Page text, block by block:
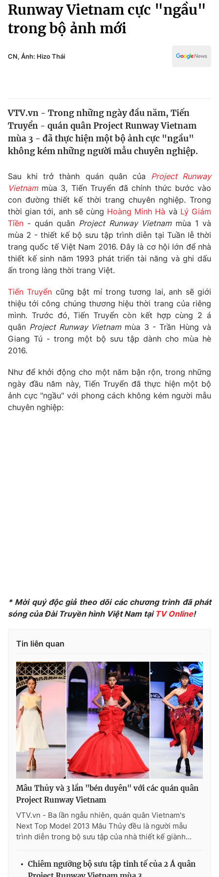
Chính trị
Xã hội
Pháp luật
Thế giới
Tin tức
Thế giới đó đây
Câu chuyện quốc tế
Kinh tế
Thị trường
Góc doanh nghiệp
Dữ liệu và đời sống
Truyền hình
Phim VTV
Hậu trường
Nhân vật
Giải sao mai
Giải trí
Điện ảnh
Âm nhạc
Sao
Đời sống
Làm đẹp
Chất lượng cuộc sống
Giáo dục
Tuyển sinh
Học trực tuyến
Công nghệ
Hitech Công nghệ tương lai
Sản phẩm
Thị trường
Tư vấn
Giao lưu trực tuyến
Lịch phát sóng
Chuyên mục khác
VTV4 Vươn mình bằng AI
THỜI BÁO VTV
Theo dõi báo trên
Cơ quan chủ quản:Đài Truyền hình Việt Nam
Cơ quan báo chí:
Thời báo VTV
cấp ngày 29/12/2023
Tổng Biên tập:Vũ Thanh Thủy
Tổng đài VTV:024.38 355 931 - 024.38 355 932
Truyền hình
Văn hóa - Giải trí
Y tế
Runway Vietnam cực "ngầu"
trong bộ ảnh mới
CN, Ảnh: Hizo Thái
VTV.vn - Trong những ngày đầu năm, Tiến
Truyển - quán quân Project Runway Vietnam
mùa 3 - đã thực hiện một bộ ảnh cực "ngầu"
không kém những người mẫu chuyên nghiệp.
Sau khi trở thành quán quân của Project Runway
Vietnammùa 3, Tiến Truyển đã chính thức bước vào
con đường thiết kế thời trang chuyên nghiệp. Trong
thời gian tới, anh sẽ cùng Hoàng Minh Hà và Lý Giám
Tiền - quán quân Project Runway Vietnammùa 1 và
mùa 2 - thiết kế bộ sưu tập trình diễn tại Tuần lễ thời
trang quốc tế Việt Nam 2016. Đây là cơ hội lớn để nhà
thiết kế sinh năm 1993 phát triển tài năng và ghi dấu
ấn trong làng thời trang Việt.
Tiến Truyển cũng bật mí trong tương lai, anh sẽ giới
thiệu tới công chúng thương hiệu thời trang của riêng
mình. Trước đó, Tiến Truyển còn kết hợp cùng 2 á
quân Project Runway Vietnammùa 3 - Trần Hùng và
Giang Tú - trong một bộ sưu tập dành cho mùa hè
2016.
Như để khởi động cho một năm bận rộn, trong những
ngày đầu năm này, Tiến Truyển đã thực hiện một bộ
ảnh cực "ngầu" với phong cách không kém người mẫu
chuyên nghiệp:
* Mời quý độc giả theo dõi các chương trình đã phát
sóng của Đài Truyền hình Việt Nam tại TV Online!
Tin liên quan
Mâu Thủy và 3 lần "bén duyên" với các quán quân
Project Runway Vietnam
VTV.vn - Ba lần ngẫu nhiên, quán quân Vietnam's
Next Top Model 2013 Mâu Thủy đều là người mẫu
trình diễn trong bộ sưu tập của nhà thiết kế giành...
Chiêm ngưỡng bộ sưu tập tinh tế của 2 Á quân